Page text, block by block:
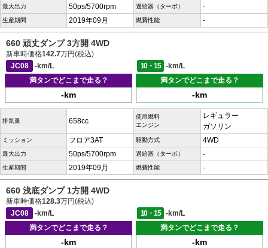
最大出力 50ps/5700rpm 過給器（ターボ） -
生産期間 2019年09月 燃費性能 -
660 頑丈ダンプ 3方開 4WD
新車時価格142.7万円(税込)
JC08
-km/L 10・15
-km/L
満タンでどこまで走る？
-km
満タンでどこまで走る？
-km
排気量 658cc
使用燃料
エンジン
レギュラー
ガソリン
ミッション フロア3AT 駆動方式 4WD
最大出力 50ps/5700rpm 過給器（ターボ） -
生産期間 2019年09月 燃費性能 -
660 浅底ダンプ 1方開 4WD
新車時価格128.3万円(税込)
JC08
-km/L 10・15
-km/L
満タンでどこまで走る？
-km
満タンでどこまで走る？
-km